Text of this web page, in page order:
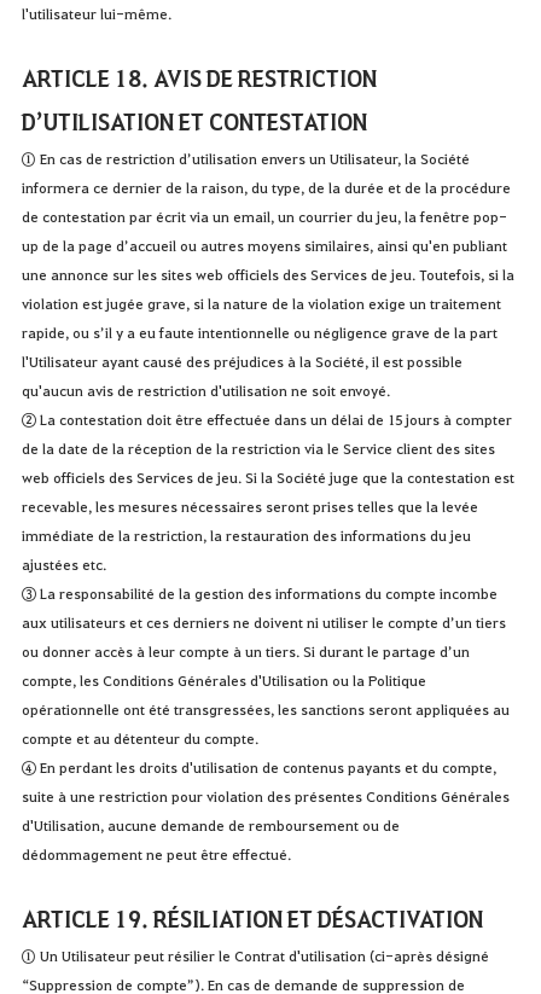
l'utilisateur lui-même.
ARTICLE 18. AVIS DE RESTRICTION
D’UTILISATION ET CONTESTATION
① En cas de restriction d’utilisation envers un Utilisateur, la Société
informera ce dernier de la raison, du type, de la durée et de la procédure
de contestation par écrit via un email, un courrier du jeu, la fenêtre pop-
up de la page d’accueil ou autres moyens similaires, ainsi qu'en publiant
une annonce sur les sites web officiels des Services de jeu. Toutefois, si la
violation est jugée grave, si la nature de la violation exige un traitement
rapide, ou s’il y a eu faute intentionnelle ou négligence grave de la part
l'Utilisateur ayant causé des préjudices à la Société, il est possible
qu'aucun avis de restriction d'utilisation ne soit envoyé.
② La contestation doit être effectuée dans un délai de 15 jours à compter
de la date de la réception de la restriction via le Service client des sites
web officiels des Services de jeu. Si la Société juge que la contestation est
recevable, les mesures nécessaires seront prises telles que la levée
immédiate de la restriction, la restauration des informations du jeu
ajustées etc.
③ La responsabilité de la gestion des informations du compte incombe
aux utilisateurs et ces derniers ne doivent ni utiliser le compte d’un tiers
ou donner accès à leur compte à un tiers. Si durant le partage d’un
compte, les Conditions Générales d'Utilisation ou la Politique
opérationnelle ont été transgressées, les sanctions seront appliquées au
compte et au détenteur du compte.
④ En perdant les droits d'utilisation de contenus payants et du compte,
suite à une restriction pour violation des présentes Conditions Générales
d'Utilisation, aucune demande de remboursement ou de
dédommagement ne peut être effectué.
ARTICLE 19. RÉSILIATION ET DÉSACTIVATION
① Un Utilisateur peut résilier le Contrat d'utilisation (ci-après désigné
“Suppression de compte”). En cas de demande de suppression de